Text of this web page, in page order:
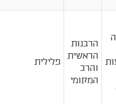
הרבנות
הראשית
והרב
המקומי
פלילית